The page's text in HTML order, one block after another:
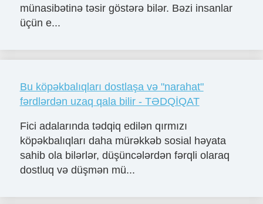
münasibətinə təsir göstərə bilər. Bəzi insanlar
üçün e...
Bu köpəkbalıqları dostlaşa və "narahat"
fərdlərdən uzaq qala bilir - TƏDQİQAT
Fici adalarında tədqiq edilən qırmızı
köpəkbalıqları daha mürəkkəb sosial həyata
sahib ola bilərlər, düşüncələrdən fərqli olaraq
dostluq və düşmən mü...